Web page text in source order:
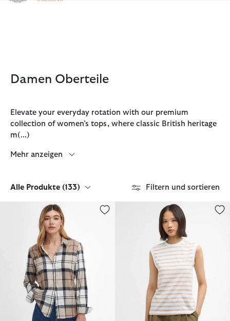
Klicken Sie hier, um unsere Barrierefreiheitserklärung
Damen Oberteile
Elevate your everyday rotation with our premium
collection of women’s tops, where classic British heritage
m(...)
Mehr anzeigen
Alle Produkte (133) Filtern und sortieren
Bluse Bredon Top Debbie Striped